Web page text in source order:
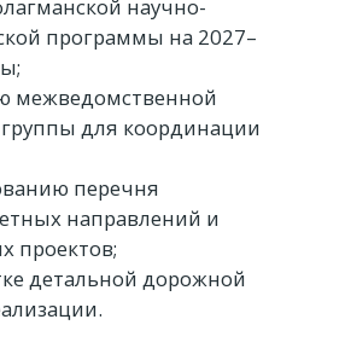
научно-
программы на 2027–
межведомственной
для координации
перечня
направлений и
проектов;
детальной дорожной